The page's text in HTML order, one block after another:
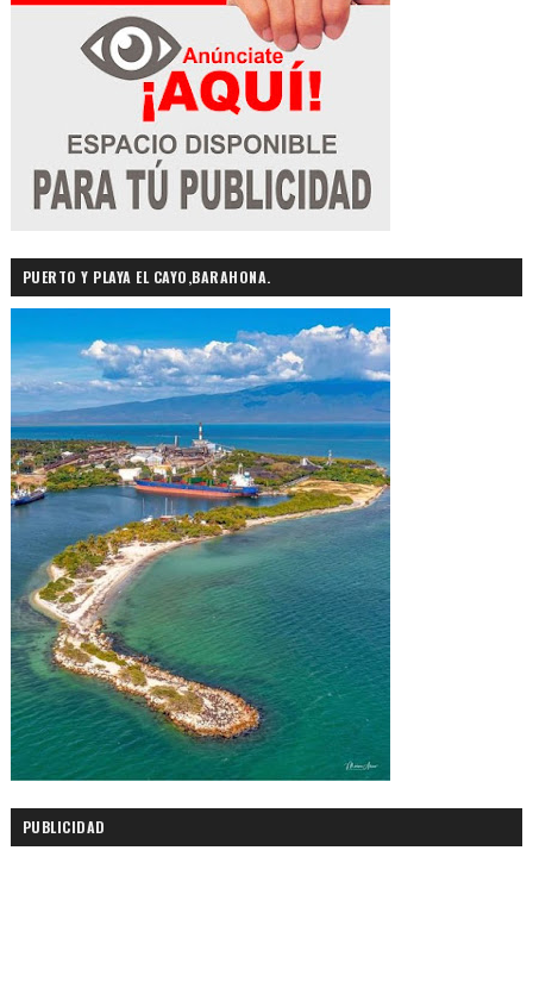
PUERTO Y PLAYA EL CAYO,BARAHONA.
PUBLICIDAD